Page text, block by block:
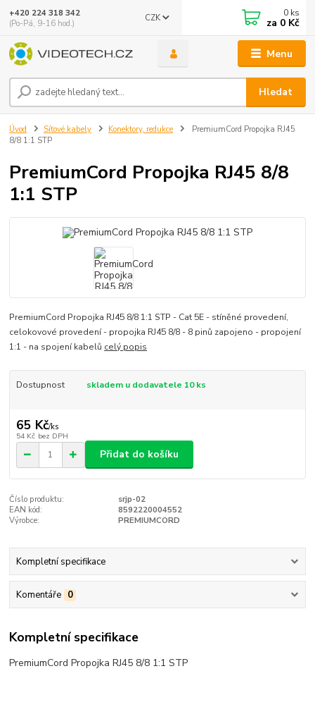
Menu
CZK
Hledat
+420 224 318 342
(Po-Pá, 9-16 hod.)
0 ks
za 0 Kč
Úvod Síťové kabely Konektory, redukce
PremiumCord Propojka RJ45
8/8 1:1 STP
PremiumCord Propojka RJ45 8/8
1:1 STP
PremiumCord Propojka RJ45 8/8 1:1 STP - Cat 5E - stíněné provedení,
celokovové provedení - propojka RJ45 8/8 - 8 pinů zapojeno - propojení
1:1 - na spojení kabelů celý popis
Dostupnost skladem u dodavatele 10 ks
65 Kč/ks
54 Kč bez DPH
Přidat do košíku
Číslo produktu:
srjp-02
EAN kód:
8592220004552
Výrobce:
PREMIUMCORD
Kompletní specifikace
Komentáře 0
Kompletní specifikace
PremiumCord Propojka RJ45 8/8 1:1 STP